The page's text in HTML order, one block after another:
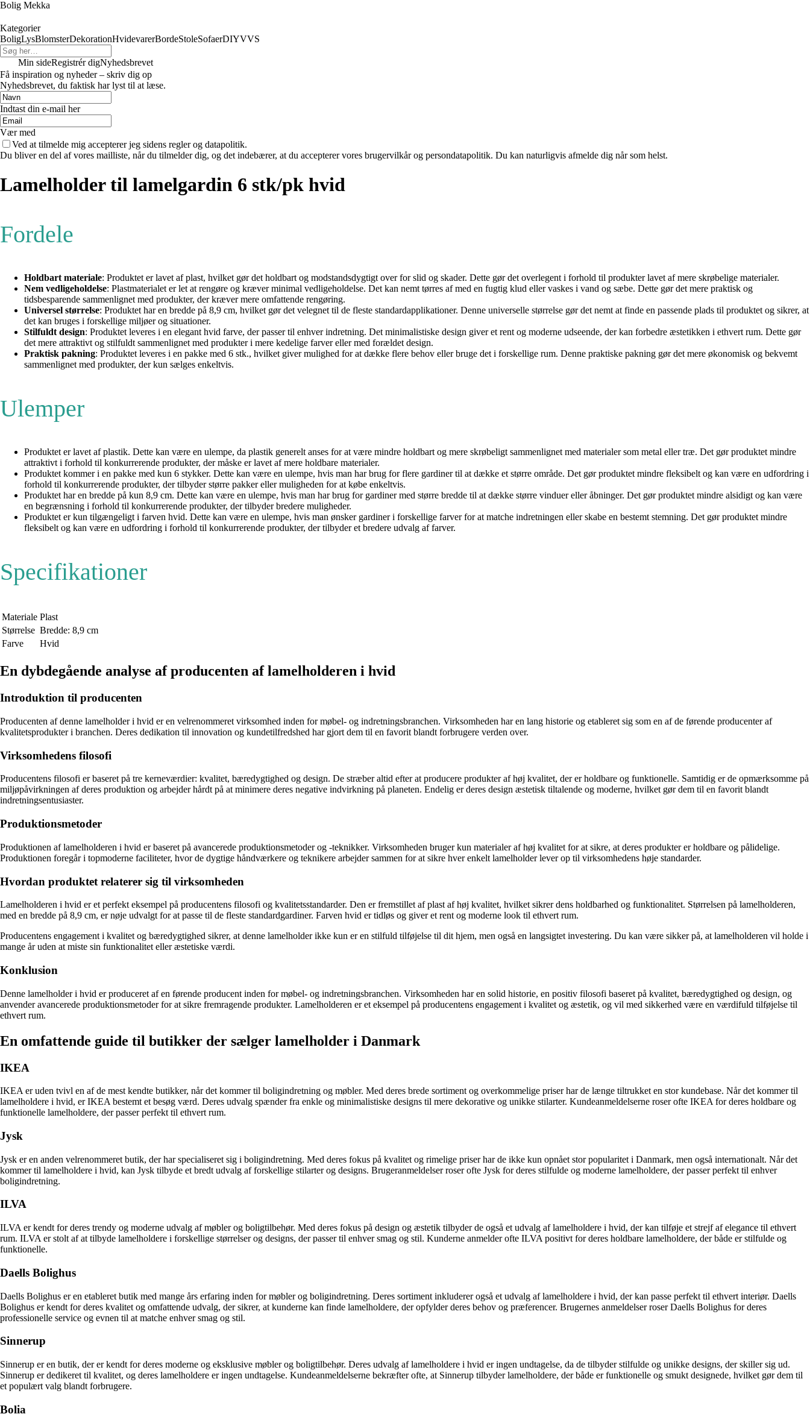
Bolig Mekka
Kategorier
BoligLysBlomsterDekorationHvidevarerBordeStoleSofaerDIYVVS
Min sideRegistrér digNyhedsbrevet
Få inspiration og nyheder – skriv dig op
Nyhedsbrevet, du faktisk har lyst til at læse.
Indtast din e-mail her
Vær med
Ved at tilmelde mig accepterer jeg sidens regler og datapolitik.
Du bliver en del af vores mailliste, når du tilmelder dig, og det indebærer, at du accepterer vores brugervilkår og persondatapolitik. Du kan naturligvis afmelde dig når som helst.
Lamelholder til lamelgardin 6 stk/pk hvid
Fordele
Holdbart materiale: Produktet er lavet af plast, hvilket gør det holdbart og modstandsdygtigt over for slid og skader. Dette gør det overlegent i forhold til produkter lavet af mere skrøbelige materialer.
Nem vedligeholdelse: Plastmaterialet er let at rengøre og kræver minimal vedligeholdelse. Det kan nemt tørres af med en fugtig klud eller vaskes i vand og sæbe. Dette gør det mere praktisk og
tidsbesparende sammenlignet med produkter, der kræver mere omfattende rengøring.
Universel størrelse: Produktet har en bredde på 8,9 cm, hvilket gør det velegnet til de fleste standardapplikationer. Denne universelle størrelse gør det nemt at finde en passende plads til produktet og sikrer, at
det kan bruges i forskellige miljøer og situationer.
Stilfuldt design: Produktet leveres i en elegant hvid farve, der passer til enhver indretning. Det minimalistiske design giver et rent og moderne udseende, der kan forbedre æstetikken i ethvert rum. Dette gør
det mere attraktivt og stilfuldt sammenlignet med produkter i mere kedelige farver eller med forældet design.
Praktisk pakning: Produktet leveres i en pakke med 6 stk., hvilket giver mulighed for at dække flere behov eller bruge det i forskellige rum. Denne praktiske pakning gør det mere økonomisk og bekvemt
sammenlignet med produkter, der kun sælges enkeltvis.
Ulemper
Produktet er lavet af plastik. Dette kan være en ulempe, da plastik generelt anses for at være mindre holdbart og mere skrøbeligt sammenlignet med materialer som metal eller træ. Det gør produktet mindre
attraktivt i forhold til konkurrerende produkter, der måske er lavet af mere holdbare materialer.
Produktet kommer i en pakke med kun 6 stykker. Dette kan være en ulempe, hvis man har brug for flere gardiner til at dække et større område. Det gør produktet mindre fleksibelt og kan være en udfordring i
forhold til konkurrerende produkter, der tilbyder større pakker eller muligheden for at købe enkeltvis.
Produktet har en bredde på kun 8,9 cm. Dette kan være en ulempe, hvis man har brug for gardiner med større bredde til at dække større vinduer eller åbninger. Det gør produktet mindre alsidigt og kan være
en begrænsning i forhold til konkurrerende produkter, der tilbyder bredere muligheder.
Produktet er kun tilgængeligt i farven hvid. Dette kan være en ulempe, hvis man ønsker gardiner i forskellige farver for at matche indretningen eller skabe en bestemt stemning. Det gør produktet mindre
fleksibelt og kan være en udfordring i forhold til konkurrerende produkter, der tilbyder et bredere udvalg af farver.
Specifikationer
Materiale Plast
Størrelse Bredde: 8,9 cm
Farve
Hvid
En dybdegående analyse af producenten af lamelholderen i hvid
Introduktion til producenten
Producenten af denne lamelholder i hvid er en velrenommeret virksomhed inden for møbel- og indretningsbranchen. Virksomheden har en lang historie og etableret sig som en af de førende producenter af
kvalitetsprodukter i branchen. Deres dedikation til innovation og kundetilfredshed har gjort dem til en favorit blandt forbrugere verden over.
Virksomhedens filosofi
Producentens filosofi er baseret på tre kerneværdier: kvalitet, bæredygtighed og design. De stræber altid efter at producere produkter af høj kvalitet, der er holdbare og funktionelle. Samtidig er de opmærksomme på
miljøpåvirkningen af deres produktion og arbejder hårdt på at minimere deres negative indvirkning på planeten. Endelig er deres design æstetisk tiltalende og moderne, hvilket gør dem til en favorit blandt
indretningsentusiaster.
Produktionsmetoder
Produktionen af lamelholderen i hvid er baseret på avancerede produktionsmetoder og -teknikker. Virksomheden bruger kun materialer af høj kvalitet for at sikre, at deres produkter er holdbare og pålidelige.
Produktionen foregår i topmoderne faciliteter, hvor de dygtige håndværkere og teknikere arbejder sammen for at sikre hver enkelt lamelholder lever op til virksomhedens høje standarder.
Hvordan produktet relaterer sig til virksomheden
Lamelholderen i hvid er et perfekt eksempel på producentens filosofi og kvalitetsstandarder. Den er fremstillet af plast af høj kvalitet, hvilket sikrer dens holdbarhed og funktionalitet. Størrelsen på lamelholderen,
med en bredde på 8,9 cm, er nøje udvalgt for at passe til de fleste standardgardiner. Farven hvid er tidløs og giver et rent og moderne look til ethvert rum.
Producentens engagement i kvalitet og bæredygtighed sikrer, at denne lamelholder ikke kun er en stilfuld tilføjelse til dit hjem, men også en langsigtet investering. Du kan være sikker på, at lamelholderen vil holde i
mange år uden at miste sin funktionalitet eller æstetiske værdi.
Konklusion
Denne lamelholder i hvid er produceret af en førende producent inden for møbel- og indretningsbranchen. Virksomheden har en solid historie, en positiv filosofi baseret på kvalitet, bæredygtighed og design, og
anvender avancerede produktionsmetoder for at sikre fremragende produkter. Lamelholderen er et eksempel på producentens engagement i kvalitet og æstetik, og vil med sikkerhed være en værdifuld tilføjelse til
ethvert rum.
En omfattende guide til butikker der sælger lamelholder i Danmark
IKEA
IKEA er uden tvivl en af de mest kendte butikker, når det kommer til boligindretning og møbler. Med deres brede sortiment og overkommelige priser har de længe tiltrukket en stor kundebase. Når det kommer til
lamelholdere i hvid, er IKEA bestemt et besøg værd. Deres udvalg spænder fra enkle og minimalistiske designs til mere dekorative og unikke stilarter. Kundeanmeldelserne roser ofte IKEA for deres holdbare og
funktionelle lamelholdere, der passer perfekt til ethvert rum.
Jysk
Jysk er en anden velrenommeret butik, der har specialiseret sig i boligindretning. Med deres fokus på kvalitet og rimelige priser har de ikke kun opnået stor popularitet i Danmark, men også internationalt. Når det
kommer til lamelholdere i hvid, kan Jysk tilbyde et bredt udvalg af forskellige stilarter og designs. Brugeranmeldelser roser ofte Jysk for deres stilfulde og moderne lamelholdere, der passer perfekt til enhver
boligindretning.
ILVA
ILVA er kendt for deres trendy og moderne udvalg af møbler og boligtilbehør. Med deres fokus på design og æstetik tilbyder de også et udvalg af lamelholdere i hvid, der kan tilføje et strejf af elegance til ethvert
rum. ILVA er stolt af at tilbyde lamelholdere i forskellige størrelser og designs, der passer til enhver smag og stil. Kunderne anmelder ofte ILVA positivt for deres holdbare lamelholdere, der både er stilfulde og
funktionelle.
Daells Bolighus
Daells Bolighus er en etableret butik med mange års erfaring inden for møbler og boligindretning. Deres sortiment inkluderer også et udvalg af lamelholdere i hvid, der kan passe perfekt til ethvert interiør. Daells
Bolighus er kendt for deres kvalitet og omfattende udvalg, der sikrer, at kunderne kan finde lamelholdere, der opfylder deres behov og præferencer. Brugernes anmeldelser roser Daells Bolighus for deres
professionelle service og evnen til at matche enhver smag og stil.
Sinnerup
Sinnerup er en butik, der er kendt for deres moderne og eksklusive møbler og boligtilbehør. Deres udvalg af lamelholdere i hvid er ingen undtagelse, da de tilbyder stilfulde og unikke designs, der skiller sig ud.
Sinnerup er dedikeret til kvalitet, og deres lamelholdere er ingen undtagelse. Kundeanmeldelserne bekræfter ofte, at Sinnerup tilbyder lamelholdere, der både er funktionelle og smukt designede, hvilket gør dem til
et populært valg blandt forbrugere.
Bolia